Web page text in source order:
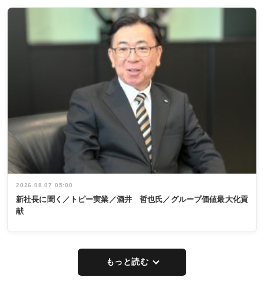
2026.08.07 05:00
新社長に聞く／トピー実業／酒井 哲也氏／グループ価値最大化貢
献
もっと読む